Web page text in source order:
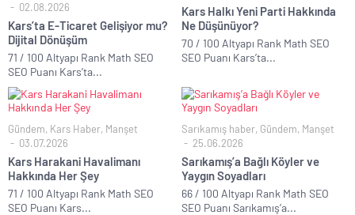
02.08.2026
Kars’ta E-Ticaret Gelişiyor mu?
Dijital Dönüşüm
71 / 100 Altyapı Rank Math SEO
SEO Puanı Kars’ta...
Kars Halkı Yeni Parti Hakkında
Ne Düşünüyor?
70 / 100 Altyapı Rank Math SEO
SEO Puanı Kars’ta...
Gündem, Kars Haber, Manşet
03.07.2026
Kars Harakani Havalimanı
Hakkında Her Şey
71 / 100 Altyapı Rank Math SEO
SEO Puanı Kars...
Sarıkamış haber, Gündem, Manşet
25.06.2026
Sarıkamış’a Bağlı Köyler ve
Yaygın Soyadları
66 / 100 Altyapı Rank Math SEO
SEO Puanı Sarıkamış’a...